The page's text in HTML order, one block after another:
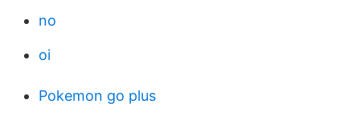
no
oi
Pokemon go plus